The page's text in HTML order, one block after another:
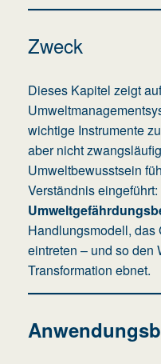
Zweck
Dieses Kapitel zeigt
wichtige Instrumente
aber nicht
Umweltbewusstsein
Verständnis
Handlungsmodell, das
eintreten – und so den
Transformation ebnet.